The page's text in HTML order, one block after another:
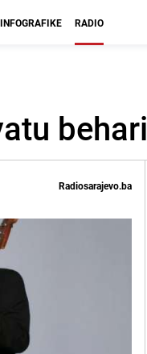
INFOGRAFIKE RADIO
behari
Radiosarajevo.ba